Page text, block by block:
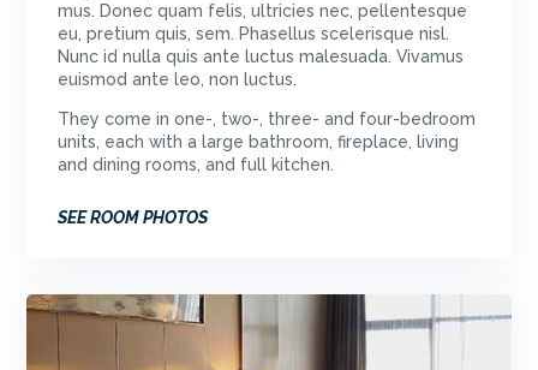
mus. Donec quam felis, ultricies nec, pellentesque
eu, pretium quis, sem. Phasellus scelerisque nisl.
Nunc id nulla quis ante luctus malesuada. Vivamus
euismod ante leo, non luctus.
They come in one-, two-, three- and four-bedroom
units, each with a large bathroom, fireplace, living
and dining rooms, and full kitchen.
SEE ROOM PHOTOS